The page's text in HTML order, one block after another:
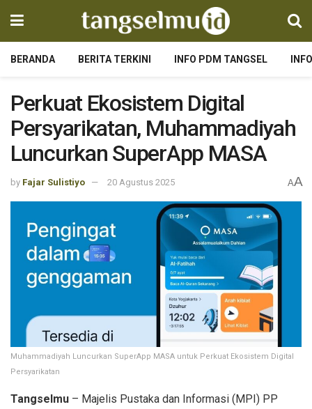
BERANDA BERITA TERKINI INFO PDM TANGSEL
Perkuat Ekosistem Digital
Persyarikatan, Muhammadiyah
Luncurkan SuperApp MASA
by Fajar Sulistiyo 20 Agustus 2025 AA
Muhammadiyah Luncurkan SuperApp MASA untuk Perkuat Ekosistem Digital
Persyarikatan
Tangselmu – Majelis Pustaka dan Informasi (MPI) PP